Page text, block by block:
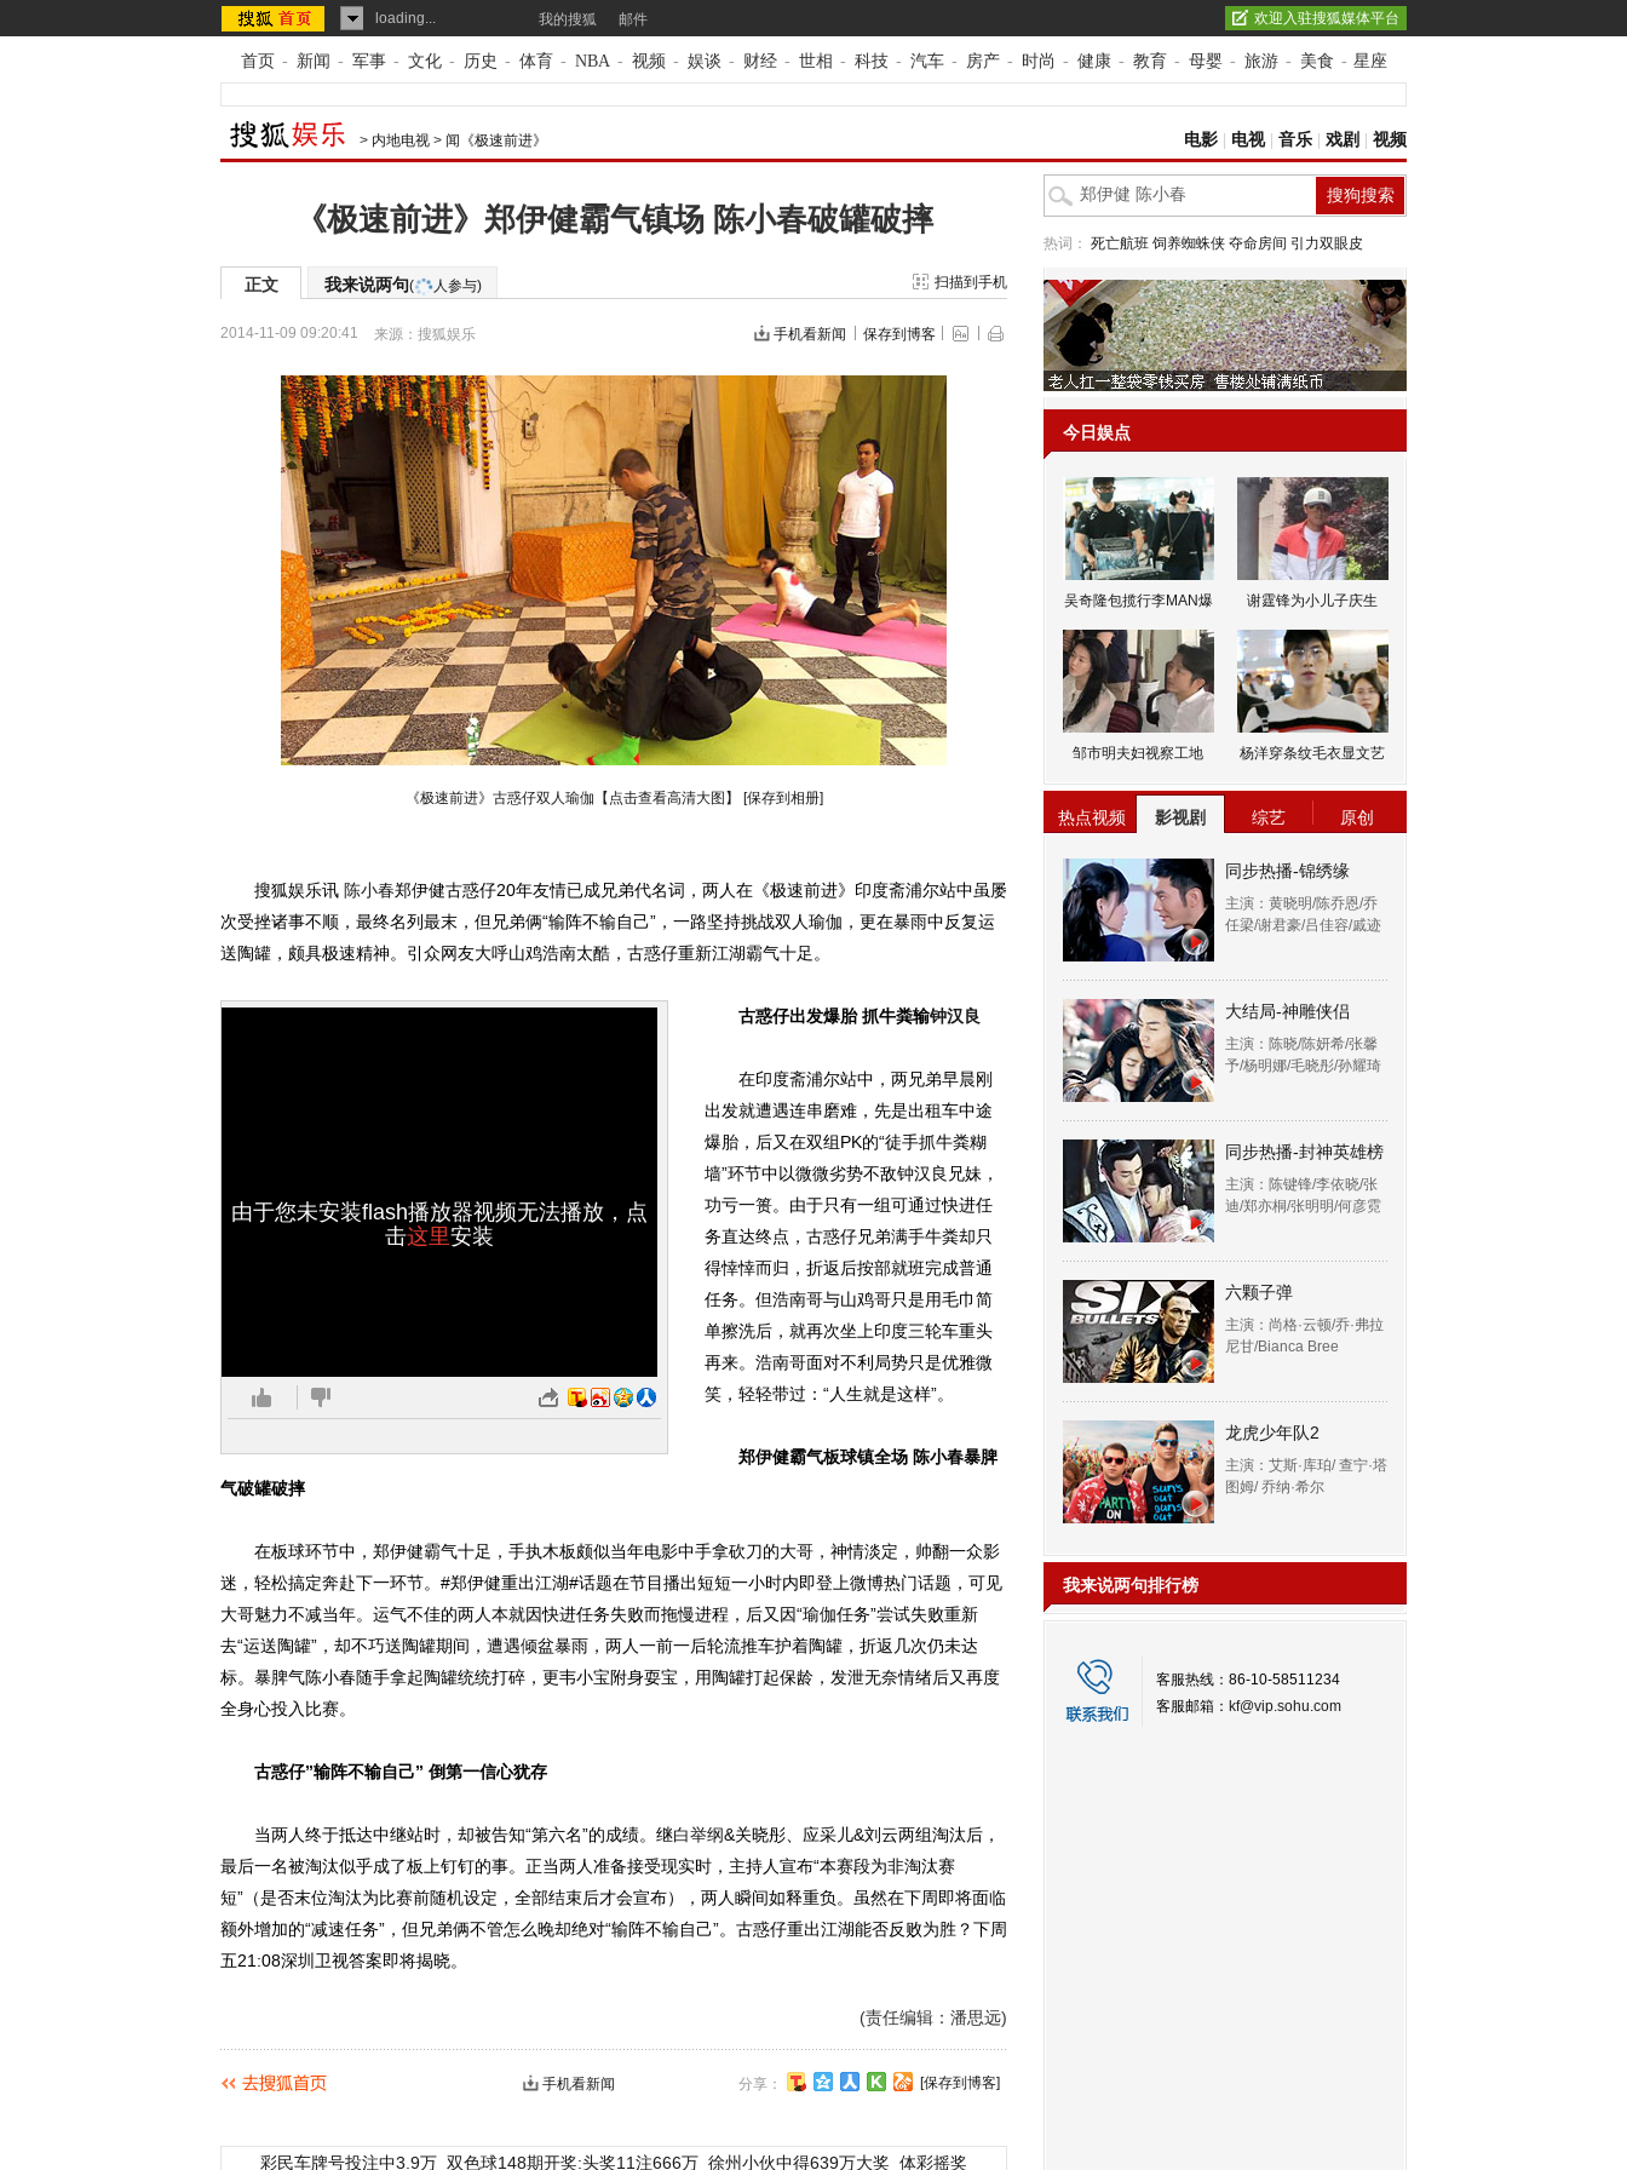
loading... 我的搜狐 邮件 欢迎入驻搜狐媒体平台
首页 - 新闻 - 军事 - 文化 - 历史 - 体育 - NBA - 视频 - 娱谈 - 财经 - 世相 - 科技 - 汽车 - 房产 - 时尚 - 健康 - 教育 - 母婴 - 旅游 - 美食 - 星座
> 内地电视 > 闻《极速前进》 电影 电视| 音乐 戏剧 视频
《极速前进》郑伊健霸气镇场 陈小春破罐破摔
正文 我来说两句( 人参与) 扫描到手机
2014-11-09 09:20:41 来源： 搜狐娱乐 手机看新闻 保存到博客
《极速前进》古惑仔双人瑜伽【点击查看高清大图】 [保存到相册]
搜狐娱乐讯 陈小春郑伊健古惑仔20年友情已成兄弟代名词，两人在《极速前进》印度斋浦尔站中虽屡
次受挫诸事不顺，最终名列最末，但兄弟俩“输阵不输自己”，一路坚持挑战双人瑜伽，更在暴雨中反复运
送陶罐，颇具极速精神。引众网友大呼山鸡浩南太酷，古惑仔重新江湖霸气十足。
由于您未安装flash播放器视频无法播放，点
击这里安装
古惑仔出发爆胎 抓牛粪输钟汉良
在印度斋浦尔站中，两兄弟早晨刚
出发就遭遇连串磨难，先是出租车中途
爆胎，后又在双组PK的“徒手抓牛粪糊
墙”环节中以微微劣势不敌钟汉良兄妹，
功亏一篑。由于只有一组可通过快进任
务直达终点，古惑仔兄弟满手牛粪却只
得悻悻而归，折返后按部就班完成普通
任务。但浩南哥与山鸡哥只是用毛巾简
单擦洗后，就再次坐上印度三轮车重头
再来。浩南哥面对不利局势只是优雅微
笑，轻轻带过：“人生就是这样”。
郑伊健霸气板球镇全场 陈小春暴脾
气破罐破摔
在板球环节中，郑伊健霸气十足，手执木板颇似当年电影中手拿砍刀的大哥，神情淡定，帅翻一众影
迷，轻松搞定奔赴下一环节。#郑伊健重出江湖#话题在节目播出短短一小时内即登上微博热门话题，可见
大哥魅力不减当年。运气不佳的两人本就因快进任务失败而拖慢进程，后又因“瑜伽任务”尝试失败重新
去“运送陶罐”，却不巧送陶罐期间，遭遇倾盆暴雨，两人一前一后轮流推车护着陶罐，折返几次仍未达
标。暴脾气陈小春随手拿起陶罐统统打碎，更韦小宝附身耍宝，用陶罐打起保龄，发泄无奈情绪后又再度
全身心投入比赛。
古惑仔”输阵不输自己” 倒第一信心犹存
当两人终于抵达中继站时，却被告知“第六名”的成绩。继白举纲&关晓彤、应采儿&刘云两组淘汰后，
最后一名被淘汰似乎成了板上钉钉的事。正当两人准备接受现实时，主持人宣布“本赛段为非淘汰赛
短”（是否末位淘汰为比赛前随机设定，全部结束后才会宣布），两人瞬间如释重负。虽然在下周即将面临
额外增加的“减速任务”，但兄弟俩不管怎么晚却绝对“输阵不输自己”。古惑仔重出江湖能否反败为胜？下周
五21:08深圳卫视答案即将揭晓。
(责任编辑：潘思远)
分享： [保存到博客]
手机看新闻
彩民车牌号投注中3.9万 双色球148期开奖:头奖11注666万 徐州小伙中得639万大奖 体彩摇奖
热词： 死亡航班 饲养蜘蛛侠 夺命房间 引力双眼皮
今日娱点
吴奇隆包揽行李MAN爆 谢霆锋为小儿子庆生
邹市明夫妇视察工地 杨洋穿条纹毛衣显文艺
热点视频 影视剧 综艺 原创
同步热播-锦绣缘
主演：黄晓明/陈乔恩/乔
任梁/谢君豪/吕佳容/戚迹
大结局-神雕侠侣
主演：陈晓/陈妍希/张馨
予/杨明娜/毛晓彤/孙耀琦
同步热播-封神英雄榜
主演：陈键锋/李依晓/张
迪/郑亦桐/张明明/何彦霓
六颗子弹
主演：尚格·云顿/乔·弗拉
尼甘/Bianca Bree
龙虎少年队2
主演：艾斯·库珀/ 查宁·塔
图姆/ 乔纳·希尔
我来说两句排行榜
客服热线：86-10-58511234
客服邮箱： kf@vip.sohu.com